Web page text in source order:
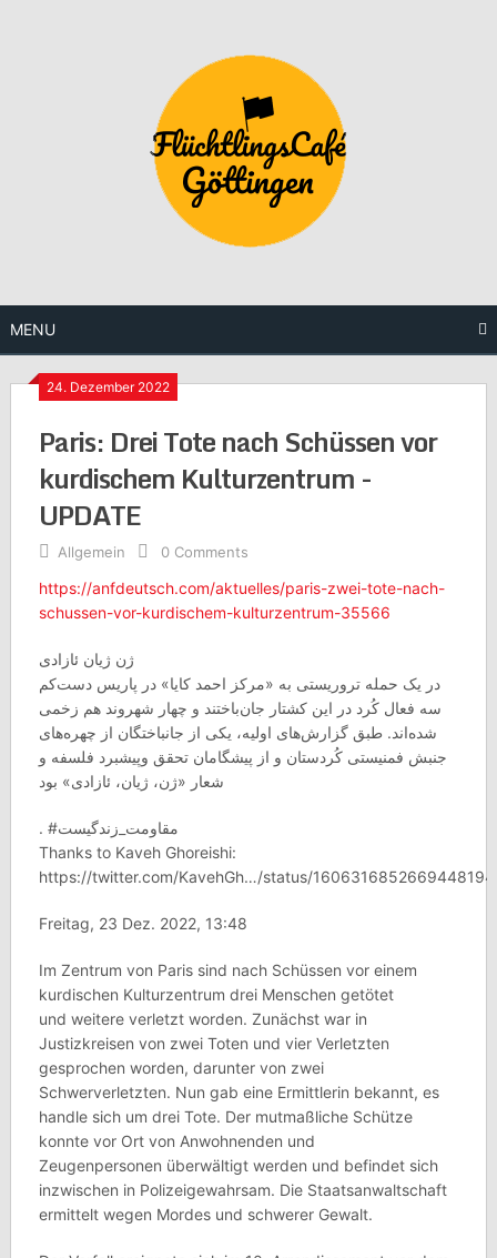
MENU
24. Dezember 2022
Paris: Drei Tote nach Schüssen vor
kurdischem Kulturzentrum -
UPDATE
Allgemein 0 Comments
https://anfdeutsch.com/aktuelles/paris-zwei-tote-nach-
schussen-vor-kurdischem-kulturzentrum-35566
ژن ژیان ئازادی
‏در یک حمله تروریستی به «مرکز احمد کایا» در پاریس دست‌کم
سه فعال کُرد در این کشتار جان‌باختند و چهار شهروند هم زخمی
شده‌اند. طبق گزارش‌های اولیه، یکی از جانباختگان از چهره‌های
جنبش فمنیستی کُردستان و از پیشگامان تحقق و‌پیشبرد فلسفه و
شعار «ژن، ژیان، ئازادی» بود
. ‎#مقاومت_زندگیست
Thanks to Kaveh Ghoreishi:
https://twitter.com/KavehGh…/status/
Freitag, 23 Dez. 2022, 13:48
Im Zentrum von Paris sind nach Schüssen vor einem
kurdischen Kulturzentrum drei Menschen getötet
und weitere verletzt worden. Zunächst war in
Justizkreisen von zwei Toten und vier Verletzten
gesprochen worden, darunter von zwei
Schwerverletzten. Nun gab eine Ermittlerin bekannt, es
handle sich um drei Tote. Der mutmaßliche Schütze
konnte vor Ort von Anwohnenden und
Zeugenpersonen überwältigt werden und befindet sich
inzwischen in Polizeigewahrsam. Die Staatsanwaltschaft
ermittelt wegen Mordes und schwerer Gewalt.